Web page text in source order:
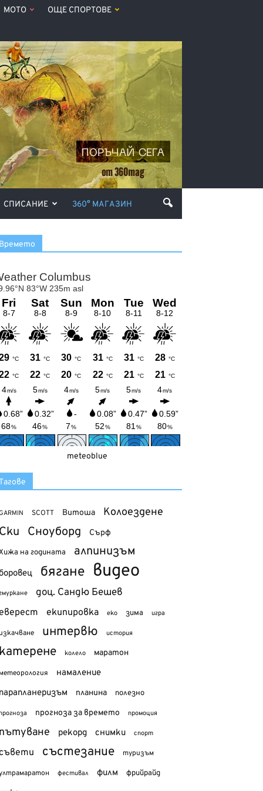
МОТО ОЩЕ СПОРТОВЕ
СПИСАНИЕ 360° МАГАЗИН
meteoblue
SCOTT Витоша Колоездене
Сноуборд Сърф
на годината алпинизъм
бягане видео
доц. Сандю Бешев
екипировка еко зима игра
интервю история
колело маратон
намаление
планина полезно
прогноза за времето промоция
рекорд снимки спорт
състезание туризъм
фестивал филм фрийрайд